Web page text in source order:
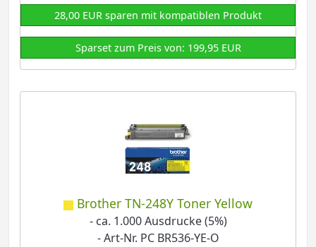
28,00 EUR sparen mit kompatiblen Produkt
Sparset zum Preis von: 199,95 EUR
Brother TN-248Y Toner Yellow
- ca. 1.000 Ausdrucke (5%)
- Art-Nr. PC BR536-YE-O